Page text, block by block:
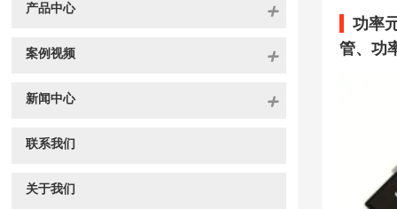
功率
管、功
产品中心
案例视频
新闻中心
联系我们
关于我们